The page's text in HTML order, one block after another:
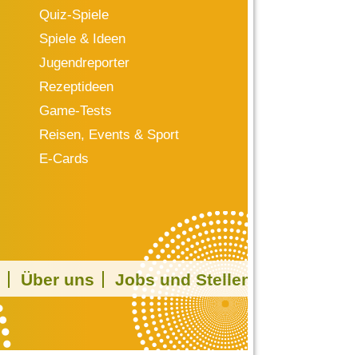
Quiz-Spiele
Spiele & Ideen
Jugendreporter
Rezeptideen
Game-Tests
Reisen, Events & Sport
E-Cards
Über uns Jobs und Stellen